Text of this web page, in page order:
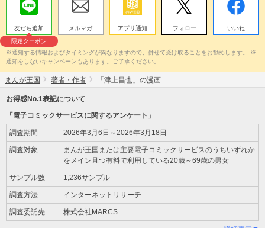
友だち追加
限定クーポン
メルマガ アプリ通知 フォロー いいね
※通知する情報およびタイミングが異なりますので、併せて受け取ることをお勧めします。 ※
通知をしないキャンペーンもあります。ご了承ください。
まんが王国 著者・作者 「津上昌也」の漫画
お得感No.1表記について
「電子コミックサービスに関するアンケート」
調査期間 2026年3月6日～2026年3月18日
調査対象
まんが王国または主要電子コミックサービスのうちいずれか
をメイン且つ有料で利用している20歳～69歳の男女
サンプル数 1,236サンプル
調査方法 インターネットリサーチ
調査委託先 株式会社MARCS